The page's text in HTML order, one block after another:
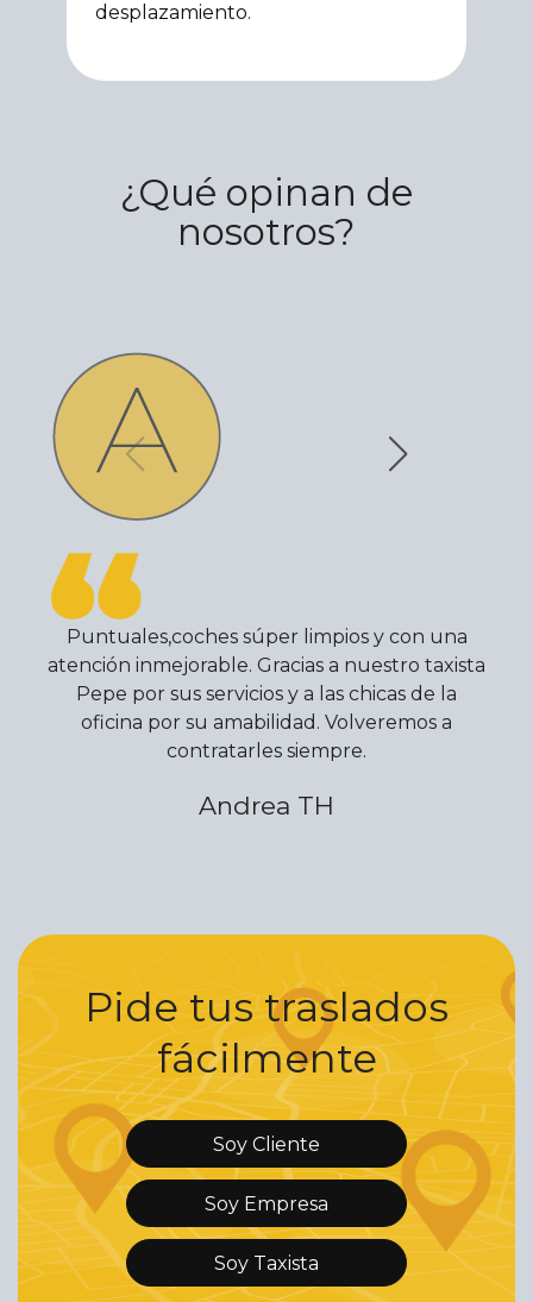
desplazamiento.
¿Qué opinan de
nosotros?
Puntuales,coches súper limpios y con una
atención inmejorable. Gracias a nuestro taxista
Pepe por sus servicios y a las chicas de la
oficina por su amabilidad. Volveremos a
contratarles siempre.
Andrea TH
Pide tus traslados
fácilmente
Soy Cliente
Soy Empresa
Soy Taxista